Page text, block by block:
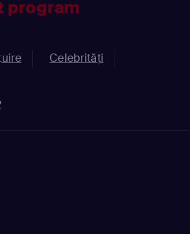
program
Celebrităţi